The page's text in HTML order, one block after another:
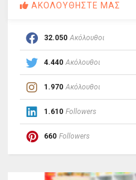
ΑΚΟΛΟΥΘΗΣΤΕ ΜΑΣ
32.050 Ακόλουθοι
4.440 Ακόλουθοι
1.970 Ακόλουθοι
1.610 Followers
660 Followers